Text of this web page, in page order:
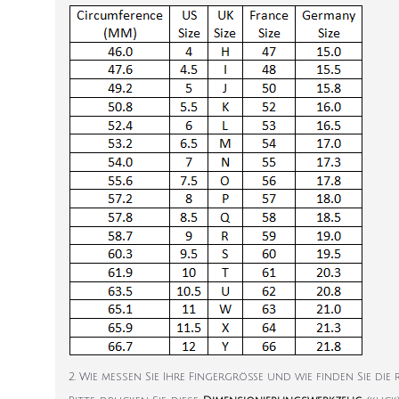
2. Wie messen Sie Ihre Fingergröße und wie finden Sie